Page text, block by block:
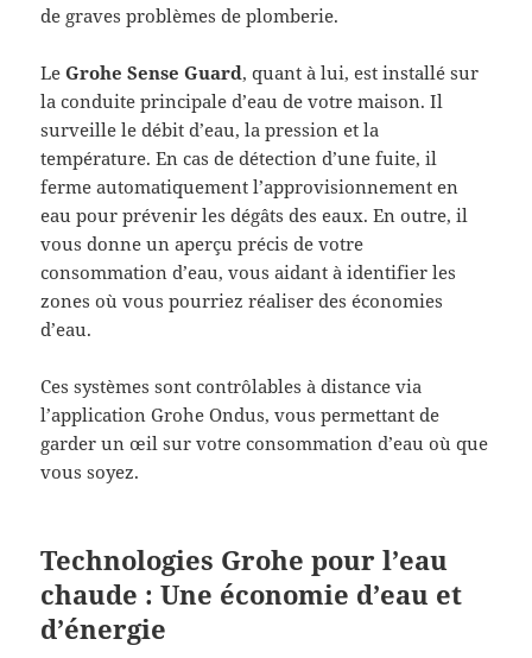
de graves problèmes de plomberie.
LeGrohe Sense Guard, quant à lui, est installé sur
la conduite principale d’eau de votre maison. Il
surveille le débit d’eau, la pression et la
température. En cas de détection d’une fuite, il
ferme automatiquement l’approvisionnement en
eau pour prévenir les dégâts des eaux. En outre, il
vous donne un aperçu précis de votre
consommation d’eau, vous aidant à identifier les
zones où vous pourriez réaliser des économies
d’eau.
Ces systèmes sont contrôlables à distance via
l’application Grohe Ondus, vous permettant de
garder un œil sur votre consommation d’eau où que
vous soyez.
Technologies Grohe pour l’eau
chaude : Une économie d’eau et
d’énergie